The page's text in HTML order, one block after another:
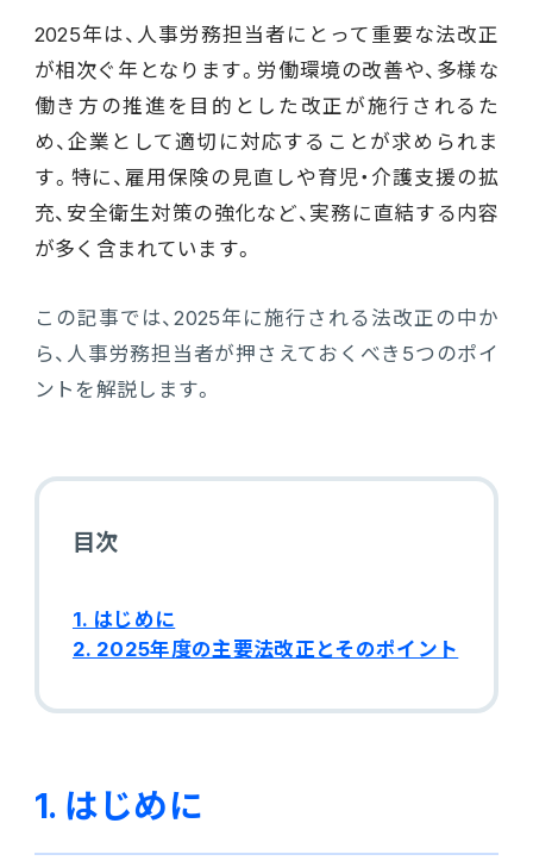
固定資産管理
リース資産管理
経費
CO₂排出量算定
「CO×COカルテ（ココカルテ）」
人事・給与
人事
健康経営支援サービス
「Uwell（ユーウェル）」
販売・購買・在庫管理
建設業向け基幹業務システム
卸売・商社 PROACTIVE Wholesale & Trade
素材・素材加工 PROACTIVE Material Process
経営課題別オファリング
ニュース・トピックス
製品関連動画
2025年は、人事労務担当者にとって重要な法改正
が相次ぐ年となります。労働環境の改善や、多様な
働き方の推進を目的とした改正が施行されるた
め、企業として適切に対応することが求められま
す。特に、雇用保険の見直しや育児・介護支援の拡
充、安全衛生対策の強化など、実務に直結する内容
が多く含まれています。
この記事では、2025年に施行される法改正の中か
ら、人事労務担当者が押さえておくべき5つのポイ
ントを解説します。
目次
1. はじめに
2. 2025年度の主要法改正とそのポイント
1. はじめに